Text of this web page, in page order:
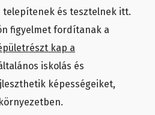
és tesztelnek itt.
figyelmet fordítanak a
kap a
iskolás és
képességeiket,